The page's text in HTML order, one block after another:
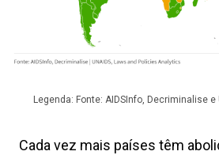
Legenda: Fonte: AIDSInfo, Decriminalise
Cada vez mais países têm